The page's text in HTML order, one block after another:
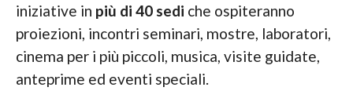
iniziative in più di 40 sedi che ospiteranno
proiezioni, incontri seminari, mostre, laboratori,
cinema per i più piccoli, musica, visite guidate,
anteprime ed eventi speciali.